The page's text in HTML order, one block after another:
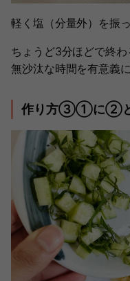
軽く塩（分量外）を振
ちょうど3分ほどで終
無沙汰な時間を有意義
作り方③①に②と